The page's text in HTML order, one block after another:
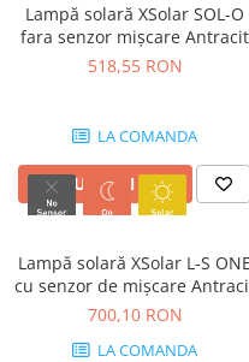
Lampă solară XSolar SOL-O
fara senzor mișcare Antracit
518,55 RON
LA COMANDA
ADAUGA IN COS
Lampă solară XSolar L-S ONE
cu senzor de mișcare
700,10 RON
LA COMANDA